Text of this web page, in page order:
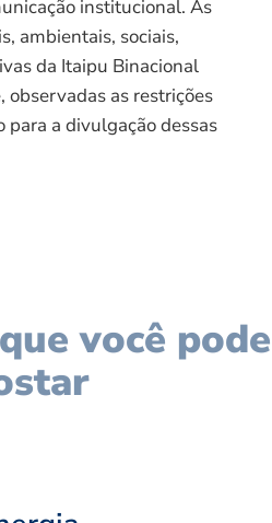
institucional. As
ambientais, sociais,
da Itaipu Binacional
as restrições
para a divulgação dessas
você pode